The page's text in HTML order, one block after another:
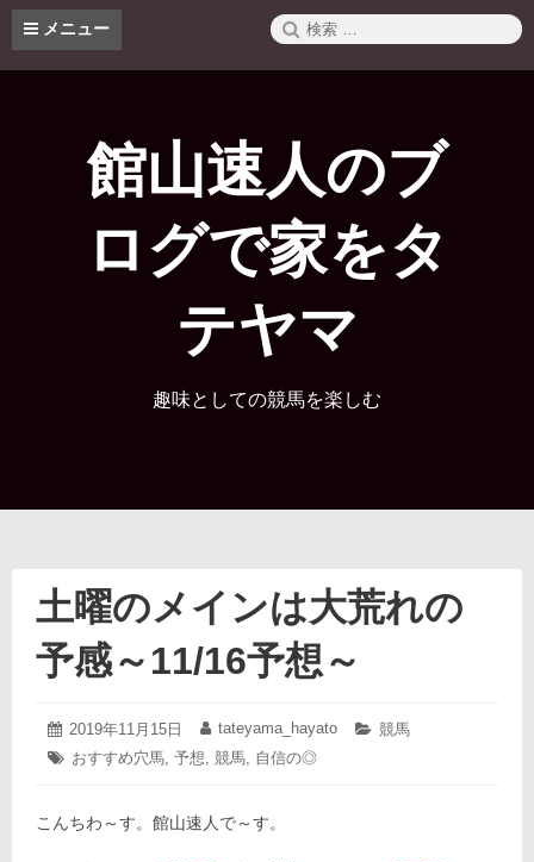
コ
メニュー
検
索:
館山速人のブ
ログで家をタ
テヤマ
趣味としての競馬を楽しむ
土曜のメインは大荒れの
予感～11/16予想～
投
稿
2019年11月15日
2019
年
11
日
投
稿
tateyama_hayato
カ
競馬
タ
おすすめ穴馬, 予想, 競馬, 自信の◎
こんちわ～す。館山速人で～す。